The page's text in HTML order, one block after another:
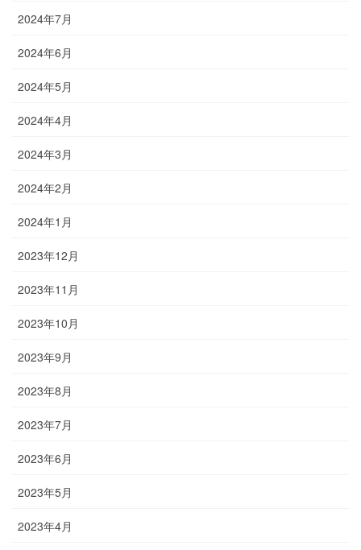
2024年7月
2024年6月
2024年5月
2024年4月
2024年3月
2024年2月
2024年1月
2023年12月
2023年11月
2023年10月
2023年9月
2023年8月
2023年7月
2023年6月
2023年5月
2023年4月